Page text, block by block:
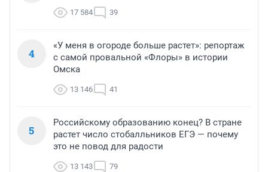
17 584 39
4
«У меня в огороде больше растет»: репортаж
с самой провальной «Флоры» в истории
Омска
13 146 41
5
Российскому образованию конец? В стране
растет число стобалльников ЕГЭ — почему
это не повод для радости
13 143 79